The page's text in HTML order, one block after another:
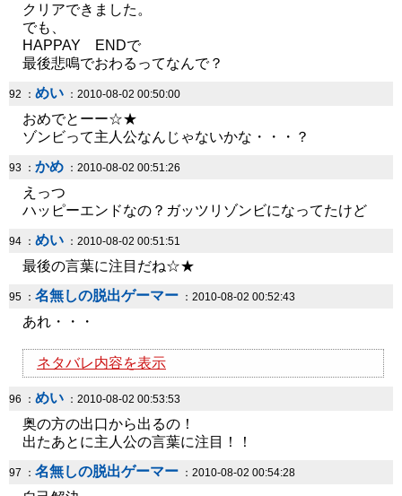
クリアできました。
でも、
HAPPAY ENDで
最後悲鳴でおわるってなんで？
92 ： めい ：2010-08-02 00:50:00
おめでとーー☆★
ゾンビって主人公なんじゃないかな・・・？
93 ： かめ ：2010-08-02 00:51:26
えっつ
ハッピーエンドなの？ガッツリゾンビになってたけど
94 ： めい ：2010-08-02 00:51:51
最後の言葉に注目だね☆★
95 ： 名無しの脱出ゲーマー ：2010-08-02 00:52:43
あれ・・・
ネタバレ内容を表示
96 ： めい ：2010-08-02 00:53:53
奥の方の出口から出るの！
出たあとに主人公の言葉に注目！！
97 ： 名無しの脱出ゲーマー ：2010-08-02 00:54:28